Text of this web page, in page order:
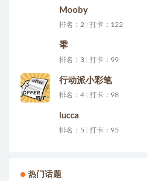
Mooby
排名：2 | 打卡：122
秊
排名：3 | 打卡：99
行动派小彩笔
排名：4 | 打卡：98
lucca
排名：5 | 打卡：95
热门话题